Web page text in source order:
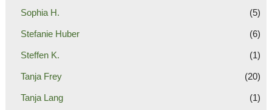
Sophia H. (5)
Stefanie Huber (6)
Steffen K. (1)
Tanja Frey (20)
Tanja Lang (1)